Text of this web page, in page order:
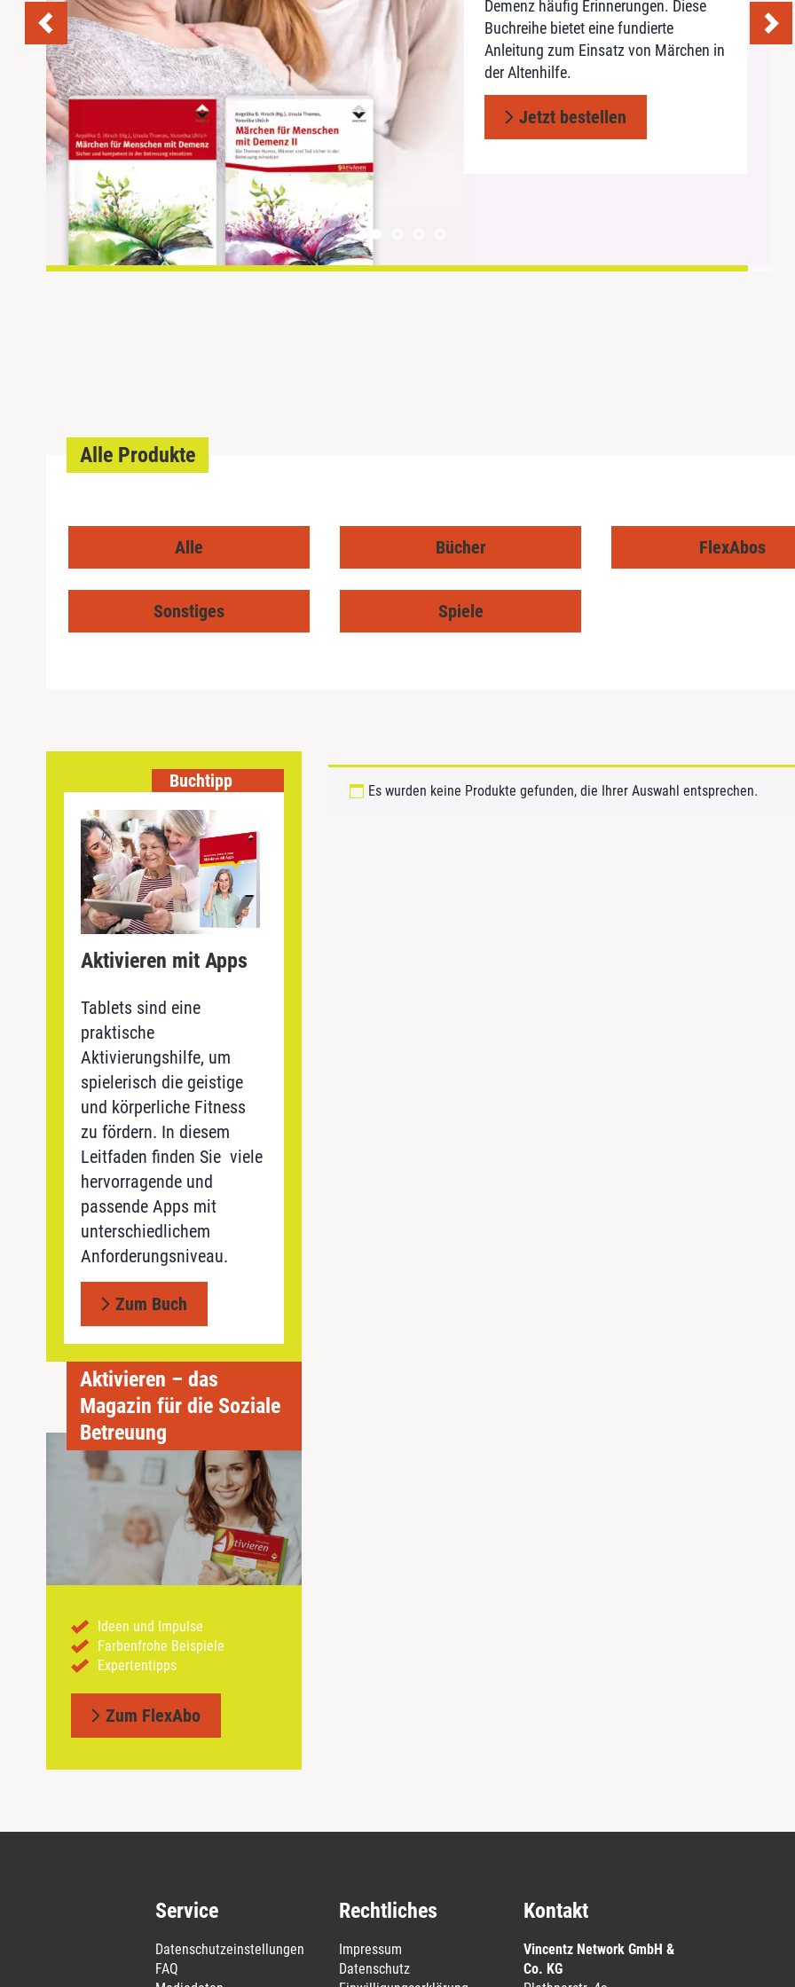
Jetzt bestellen
Demenz häufig Erinnerungen. Diese
Buchreihe bietet eine fundierte
Anleitung zum Einsatz von Märchen in
der Altenhilfe.
Jetzt bestellen
Standardausstattung. Anregende
Sprüche und Zitate eignen sich ideal
für die Kurzaktivierung zwischendurch!
Jetzt bestellen
Rätsel und Scherzfragen laden zum
Betrachten, Schmunzeln und
Mitmachen ein
Jetzt bestellen
Alle Produkte
Alle Bücher FlexAbos
Sonstiges Spiele
Buchtipp
Aktivieren mit Apps
Tablets sind eine
praktische
Aktivierungshilfe, um
spielerisch die geistige
und körperliche Fitness
zu fördern. In diesem
Leitfaden finden Sie viele
hervorragende und
passende Apps mit
unterschiedlichem
Anforderungsniveau.
Zum Buch
Aktivieren – das
Magazin für die Soziale
Betreuung
Ideen und Impulse
Farbenfrohe Beispiele
Expertentipps
Zum FlexAbo
Es wurden keine Produkte gefunden, die Ihrer Auswahl entsprechen.
Service
Datenschutzeinstellungen
FAQ
Rechtliches
Impressum
Datenschutz
Kontakt
Vincentz Network GmbH &
Co. KG